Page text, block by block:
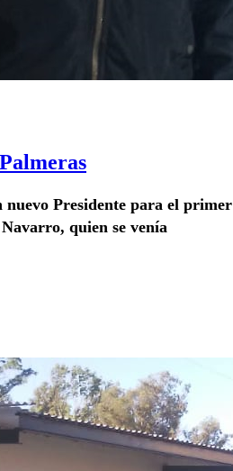
Presidente para el primer
quien se venía